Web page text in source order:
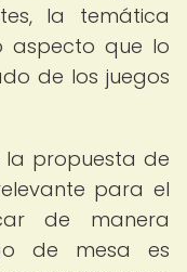
la temática
aspecto que lo
de los juegos
la propuesta de
para el
de manera
de mesa es